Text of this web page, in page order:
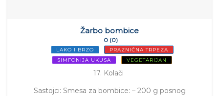
Žarbo bombice
0 (0)
LAKO I BRZO
PRAZNIČNA TRPEZA
SIMFONIJA UKUSA
VEGETARIJAN
17. Kolači
Sastojci: Smesa za bombice: – 200 g posnog